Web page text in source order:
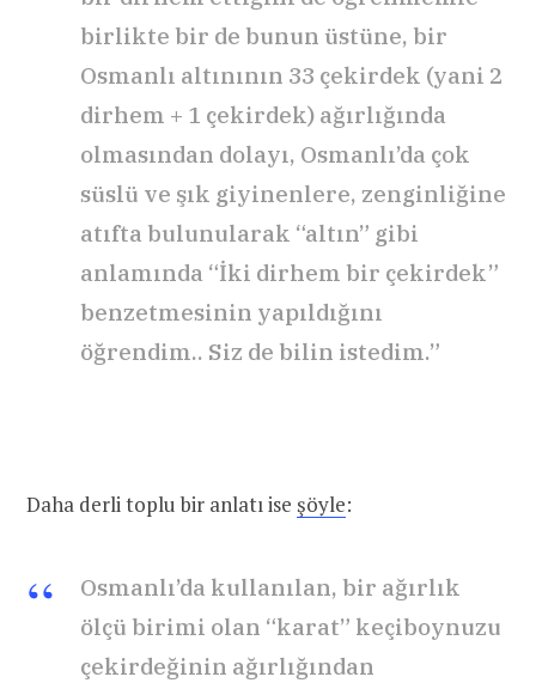
birlikte bir de bunun üstüne, bir
Osmanlı altınının 33 çekirdek (yani 2
dirhem + 1 çekirdek) ağırlığında
olmasından dolayı, Osmanlı’da çok
süslü ve şık giyinenlere, zenginliğine
atıfta bulunularak “altın” gibi
anlamında “İki dirhem bir çekirdek”
benzetmesinin yapıldığını
öğrendim.. Siz de bilin istedim.”
Daha derli toplu bir anlatı ise şöyle:
Osmanlı’da kullanılan, bir ağırlık
ölçü birimi olan “karat” keçiboynuzu
çekirdeğinin ağırlığından